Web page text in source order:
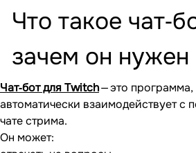
Что такое
зачем он
Чат‐бот для Twitch— это программа,
автоматически взаимодействует с
чате стрима.
Он может: